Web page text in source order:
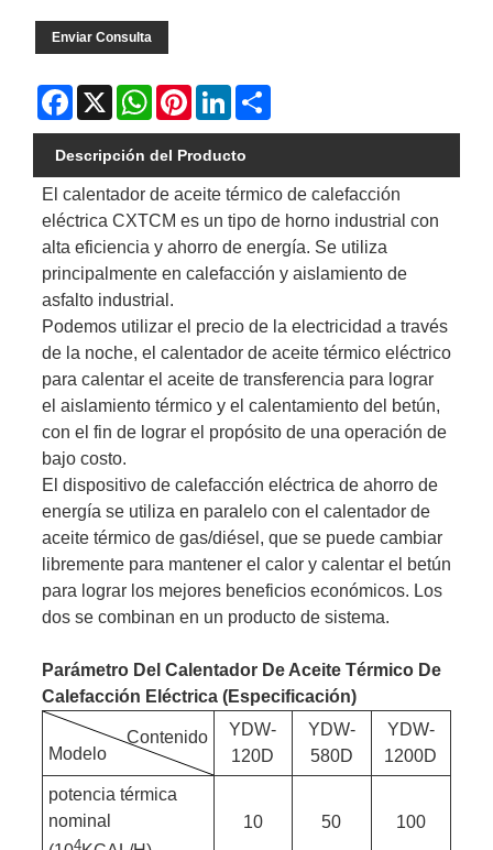
Enviar Consulta
Facebook
X WhatsAppPinterestLinkedIn
Descripción del Producto
El calentador de aceite térmico de calefacción
eléctrica CXTCM es un tipo de horno industrial con
alta eficiencia y ahorro de energía. Se utiliza
principalmente en calefacción y aislamiento de
asfalto industrial.
Podemos utilizar el precio de la electricidad a través
de la noche, el calentador de aceite térmico eléctrico
para calentar el aceite de transferencia para lograr
el aislamiento térmico y el calentamiento del betún,
con el fin de lograr el propósito de una operación de
bajo costo.
El dispositivo de calefacción eléctrica de ahorro de
energía se utiliza en paralelo con el calentador de
aceite térmico de gas/diésel, que se puede cambiar
libremente para mantener el calor y calentar el betún
para lograr los mejores beneficios económicos. Los
dos se combinan en un producto de sistema.
Parámetro Del Calentador De Aceite Térmico De
Calefacción Eléctrica (especificación)
Modelo
Contenido
YDW-
120D
YDW-
580D
YDW-
1200D
potencia térmica
nominal
4
10 50 100